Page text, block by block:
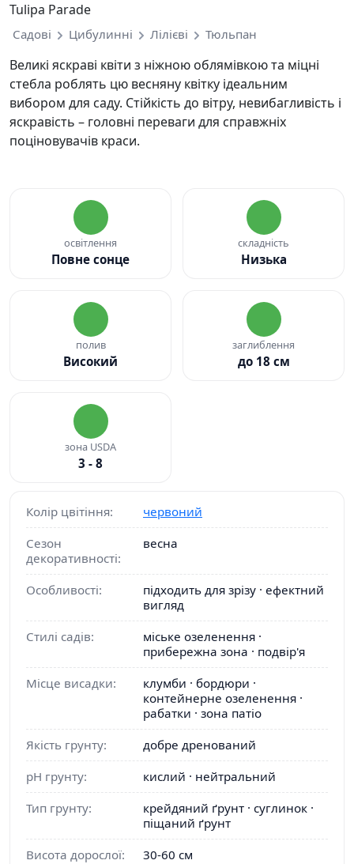
Tulipa Parade
Садові Цибулинні Лілієві Тюльпан
Великі яскраві квіти з ніжною облямівкою та міцні
стебла роблять цю весняну квітку ідеальним
вибором для саду. Стійкість до вітру, невибагливість і
яскравість – головні переваги для справжніх
поціновувачів краси.
освітлення
Повне сонце
складність
Низька
полив
Високий
заглиблення
до 18 см
зона USDA
3 - 8
Колір цвітіння:
червоний
Сезон
декоративності:
весна
Особливості:
підходить для зрізу · ефектний
вигляд
Стилі садів:
міське озеленення ·
прибережна зона · подвір'я
Місце висадки:
клумби · бордюри ·
контейнерне озеленення ·
рабатки · зона патіо
Якість грунту:
добре дренований
pH грунту:
кислий · нейтральний
Тип грунту:
крейдяний ґрунт · суглинок ·
піщаний ґрунт
Висота дорослої:
30-60 см